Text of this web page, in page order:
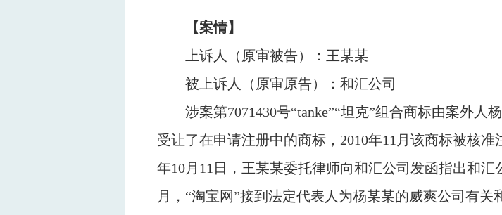
【案情】
上诉人（原审被告）：王某某
被上诉人（原审原告）：和汇公司
涉案第7071430号“tanke”“坦克”组合商标由案外人
受让了在申请注册中的商标， 2010年11 月该商标被核准
年10月 11 日，王某某委托律师向和汇公司发函指出和
月，“淘宝网”接到法定代表人为杨某某的威爽公司有